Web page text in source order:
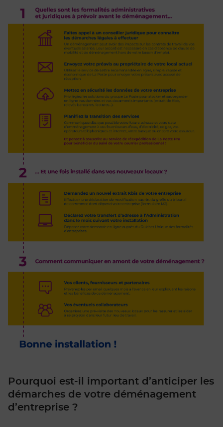
Pourquoi est-il important d’anticiper les
démarches de votre déménagement
d’entreprise ?